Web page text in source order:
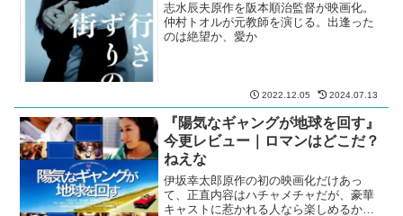
志水辰夫原作を阪本順治監督が映画化。
仲村トオルが元教師を演じる。出逢った
のは絶望か、愛か
2022.12.05 2024.07.13
『陽気なギャングが地球を回す』
今更レビュー｜ロマンはどこだ？
ねえな
伊坂幸太郎原作の初の映画化だけあっ
て、正直内容はハチャメチャだが、豪華
キャストに惹かれる人なら楽しめるか